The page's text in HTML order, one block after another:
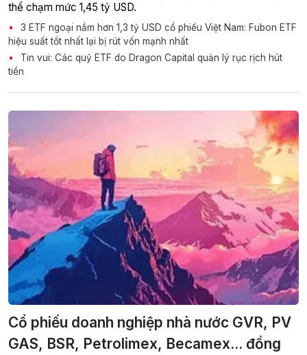
thể chạm mức 1,45 tỷ USD.
3 ETF ngoại nắm hơn 1,3 tỷ USD cổ phiếu Việt Nam: Fubon ETF
hiệu suất tốt nhất lại bị rút vốn mạnh nhất
Tin vui: Các quỹ ETF do Dragon Capital quản lý rục rịch hút
tiền
Cổ phiếu doanh nghiệp nhà nước GVR, PV
GAS, BSR, Petrolimex, Becamex... đồng